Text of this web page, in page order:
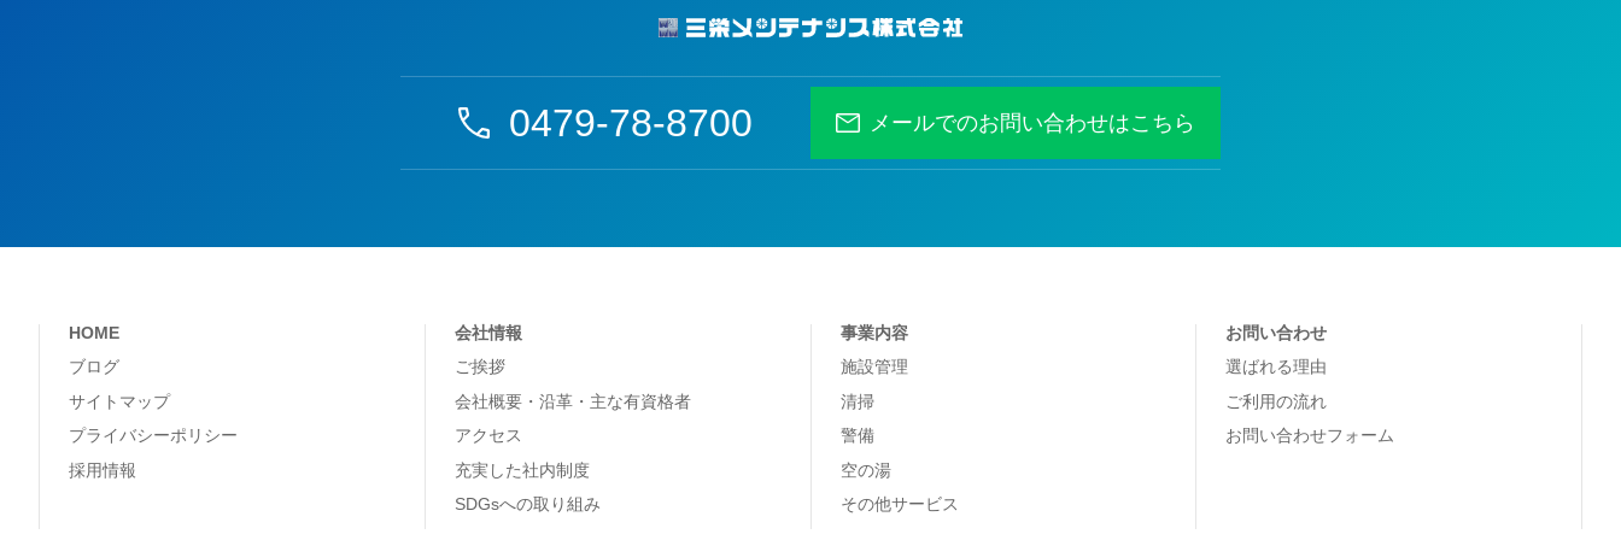
0479-78-8700 メールでのお問い合わせはこちら
HOME
ブログ
サイトマップ
プライバシーポリシー
採用情報
会社情報
ご挨拶
会社概要・沿革・主な有資格者
アクセス
充実した社内制度
SDGsへの取り組み
事業内容
施設管理
清掃
警備
空の湯
その他サービス
お問い合わせ
選ばれる理由
ご利用の流れ
お問い合わせフォーム